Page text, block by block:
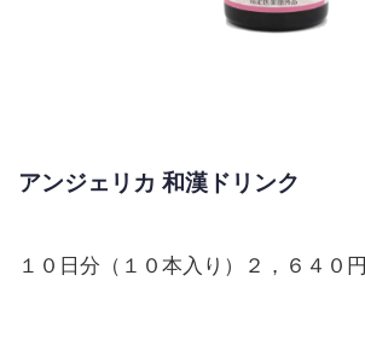
アンジェリカ 和漢ドリンク
１０日分（１０本入り）２，６４０円